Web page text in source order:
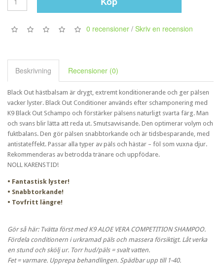
0 recensioner / Skriv en recension
Beskrivning Recensioner (0)
Black Out hästbalsam är drygt, extremt konditionerande och ger pälsen
vacker lyster. Black Out Conditioner används efter schamponering med
K9 Black Out Schampo och förstärker pälsens naturligt svarta färg. Man
och svans blir lätta att reda ut. Smutsavvisande. Den optimerar volym och
fuktbalans. Den gör pälsen snabbtorkande och är tidsbesparande, med
antistateffekt. Passar alla typer av päls och hästar – föl som vuxna djur.
Rekommenderas av betrodda tränare och uppfödare.
NOLL KARENSTID!
• Fantastisk lyster!
• Snabbtorkande!
• Tovfritt längre!
Gör så här: Tvätta först med K9 ALOE VERA COMPETITION SHAMPOO.
Fördela conditionern i urkramad päls och massera försiktigt. Låt verka
en stund och skölj ur. Torr hud/päls = svalt vatten.
Fet = varmare. Upprepa behandlingen. Spädbar upp till 1-40.